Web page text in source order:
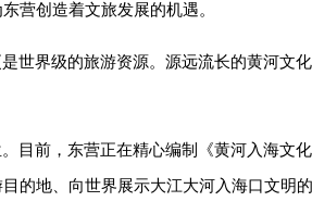
营创造着文旅发展的机遇。
世界级的旅游资源。源远流长的黄河文
目前，东营正在精心编制《黄河入海文
的地、向世界展示大江大河入海口文明的